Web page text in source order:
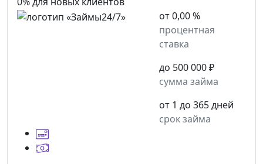
от 0,00 %
процентная
ставка
до 500 000 ₽
сумма займа
от 1 до 365 дней
срок займа